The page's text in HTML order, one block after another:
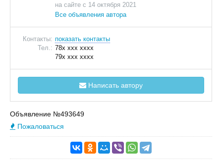
на сайте с 14 октября 2021
Все объявления автора
Контакты: показать контакты
Тел.: 78x xxx xxxx
79x xxx xxxx
Написать автору
Объявление №493649
Пожаловаться